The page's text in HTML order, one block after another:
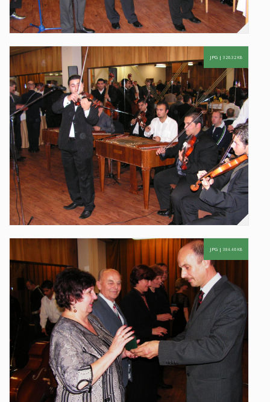
JPG | 326.32 KB
JPG | 384.46 KB